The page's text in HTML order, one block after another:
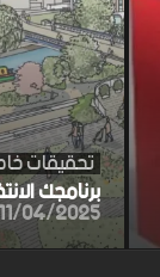
تحقيقات
برنامجك
04/2025